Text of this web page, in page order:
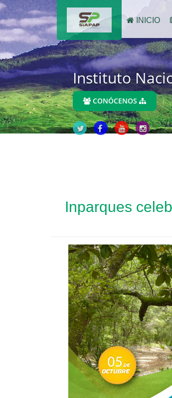
INICIO
Instituto
CONÓCENOS
Inparques